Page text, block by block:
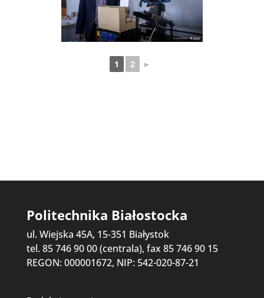
1 2 ►
Politechnika Białostocka
ul. Wiejska 45A, 15-351 Białystok
tel. 85 746 90 00 (centrala), fax 85 746 90 15
REGON: 000001672, NIP: 542-020-87-21